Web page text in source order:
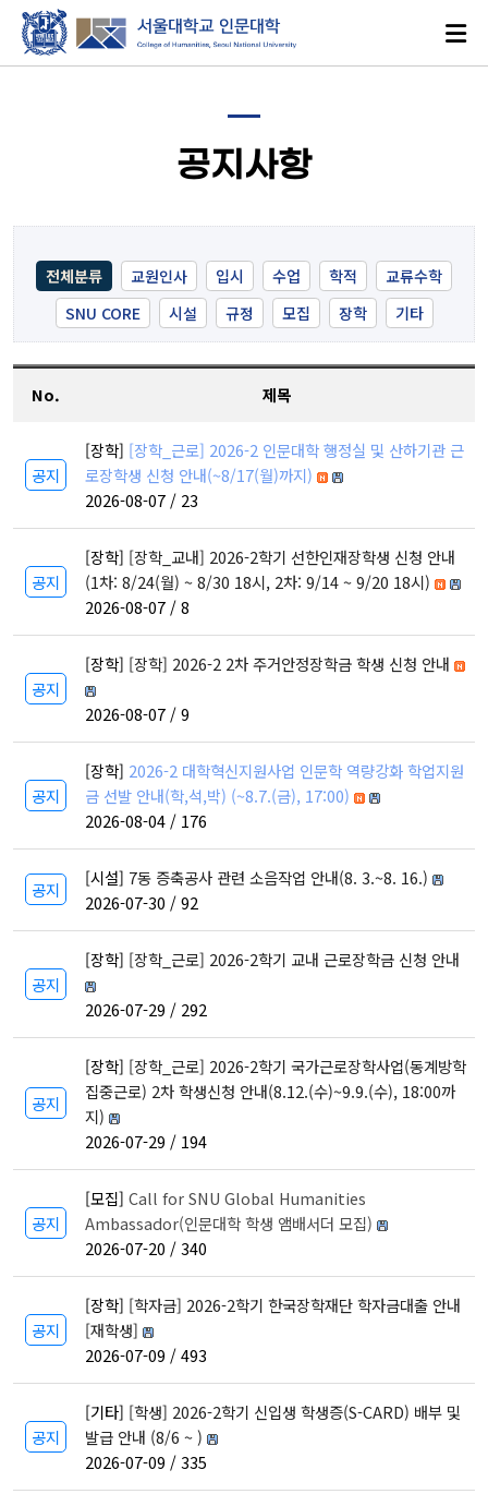
공지사항
전체분류 교원인사 입시 수업 학적
교류수학
SNU CORE
시설 규정 모집 장학 기타
No. 제목
공지
[장학] [장학_근로] 2026-2 인문대학 행정실 및 산하기관 근
로장학생 신청 안내(~8/17(월)까지)
2026-08-07 / 23
공지
[장학] [장학_교내] 2026-2학기 선한인재장학생 신청 안내
(1차: 8/24(월) ~ 8/30 18시, 2차: 9/14 ~ 9/20 18시)
2026-08-07 / 8
공지
[장학] [장학] 2026-2 2차 주거안정장학금 학생 신청 안내
2026-08-07 / 9
공지
[장학] 2026-2 대학혁신지원사업 인문학 역량강화 학업지원
금 선발 안내(학,석,박) (~8.7.(금), 17:00)
2026-08-04 / 176
공지
[시설] 7동 증축공사 관련 소음작업 안내(8. 3.~8. 16.)
2026-07-30 / 92
공지
[장학] [장학_근로] 2026-2학기 교내 근로장학금 신청 안내
2026-07-29 / 292
공지
[장학] [장학_근로] 2026-2학기 국가근로장학사업(동계방학
집중근로) 2차 학생신청 안내(8.12.(수)~9.9.(수), 18:00까
지)
2026-07-29 / 194
공지
[모집] Call for SNU Global Humanities
Ambassador(인문대학 학생 앰배서더 모집)
2026-07-20 / 340
공지
[장학] [학자금] 2026-2학기 한국장학재단 학자금대출 안내
[재학생]
2026-07-09 / 493
공지
[기타] [학생] 2026-2학기 신입생 학생증(S-CARD) 배부 및
발급 안내 (8/6 ~ )
2026-07-09 / 335
로그인 ENGLISH
대학소개
인문대학 발자취
개관
인문대학 역사기록
학장실
학장인사말
역대학장
조직도
인문대학 규정집
교육과정
학과(부)
국어국문학과
중어중문학과
영어영문학과
독어독문학과
노어노문학과
서어서문학과
언어학과
역사학부
역사학부(한국사학
역사학부(동양사학
전공)
역사학부(서양사학
전공)
고고미술사학과(미
술사학 전공)
철학과
종교학과
미학과
협동과정
협동과정 서양고전학전공
협동과정 인지과학전공
협동과정 기록학전공
협동과정 공연예술학전공
연계전공·연합전공
전체 교수소개